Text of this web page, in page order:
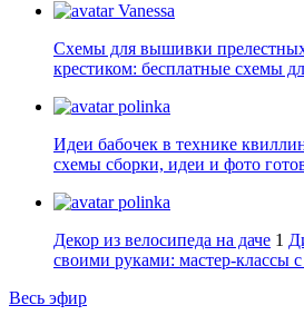
Vanessa
Схемы для вышивки
крестиком: бесплатные схемы
polinka
Идеи бабочек в технике
схемы сборки, идеи и фото
polinka
Декор из велосипеда на даче 1
своими руками: мастер-классы
Весь эфир